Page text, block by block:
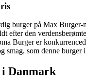
burger på Max Burger-
efter den
Burger er
smag, som denne burger
Danmark